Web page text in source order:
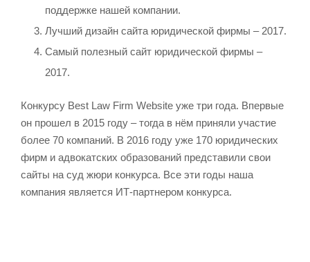
поддержке нашей компании.
Лучший дизайн сайта юридической фирмы – 2017.
Самый полезный сайт юридической фирмы –
2017.
Конкурсу Best Law Firm Website уже три года. Впервые
он прошел в 2015 году – тогда в нём приняли участие
более 70 компаний. В 2016 году уже 170 юридических
фирм и адвокатских образований представили свои
сайты на суд жюри конкурса. Все эти годы наша
компания является ИТ-партнером конкурса.